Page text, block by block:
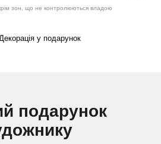
крім зон, що не контролюються владою
у подарунок
подарунок